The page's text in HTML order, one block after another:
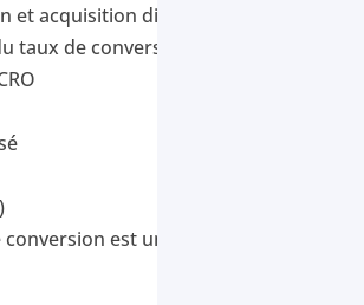
acquisition digitale
taux de conversion
est un levier de croissance